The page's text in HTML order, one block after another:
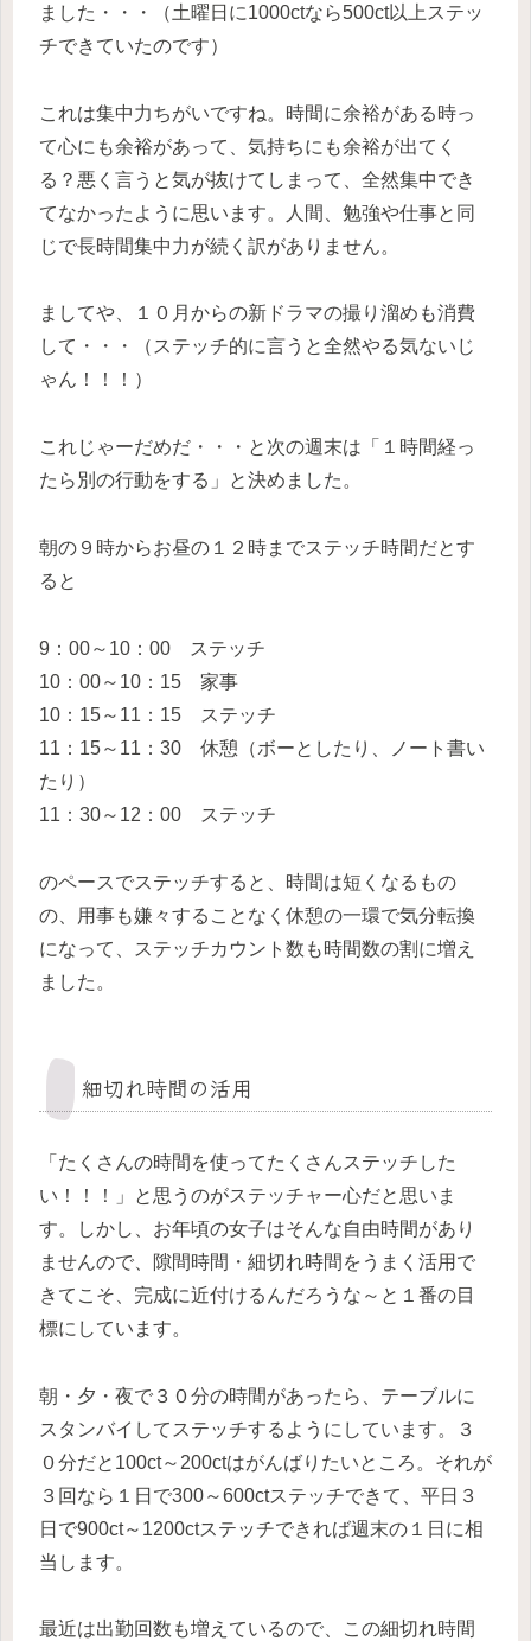
ました・・・（土曜日に1000ctなら500ct以上ステッ
チできていたのです）
これは集中力ちがいですね。時間に余裕がある時っ
て心にも余裕があって、気持ちにも余裕が出てく
る？悪く言うと気が抜けてしまって、全然集中でき
てなかったように思います。人間、勉強や仕事と同
じで長時間集中力が続く訳がありません。
ましてや、１０月からの新ドラマの撮り溜めも消費
して・・・（ステッチ的に言うと全然やる気ないじ
ゃん！！！）
これじゃーだめだ・・・と次の週末は 「１時間経っ
たら別の行動をする」
と決めました。
朝の９時からお昼の１２時までステッチ時間だとす
ると
9：00～10：00 ステッチ
10：00～10：15 家事
10：15～11：15 ステッチ
11：15～11：30 休憩（ボーとしたり、ノート書い
たり）
11：30～12：00 ステッチ
のペースでステッチすると、時間は短くなるもの
の、用事も嫌々することなく休憩の一環で気分転換
になって、ステッチカウント数も時間数の割に増え
ました。
細切れ時間の活用
「たくさんの時間を使ってたくさんステッチした
い！！！」と思うのがステッチャー心だと思いま
す。しかし、お年頃の女子はそんな自由時間があり
ませんので、隙間時間・細切れ時間をうまく活用で
きてこそ、完成に近付けるんだろうな～と１番の目
標にしています。
朝・夕・夜で３０分の時間があったら、テーブルに
スタンバイしてステッチするようにしています。３
０分だと100ct～200ctはがんばりたいところ。それが
３回なら１日で300～600ctステッチできて、平日３
日で900ct～1200ctステッチできれば週末の１日に相
当します。
最近は出勤回数も増えているので、この細切れ時間